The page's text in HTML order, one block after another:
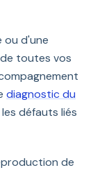
ou d'une
toutes vos
diagnostic du
défauts liés
de